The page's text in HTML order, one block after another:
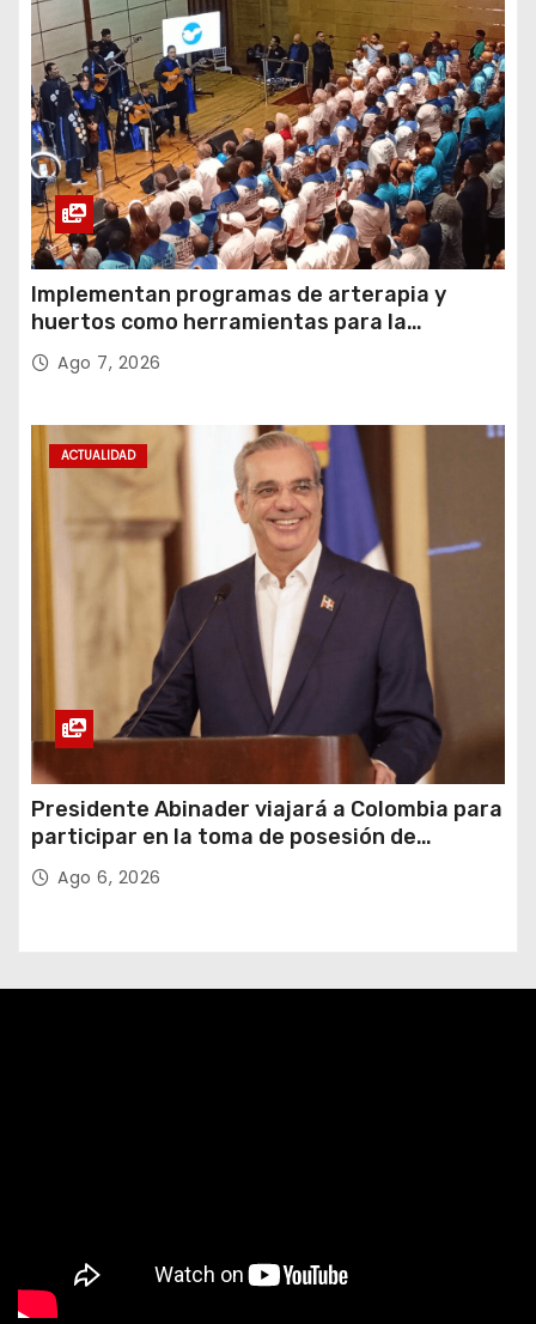
Implementan programas de arterapia y
huertos como herramientas para la
recuperación y la inclusión social
Ago 7, 2026
ACTUALIDAD
Presidente Abinader viajará a Colombia para
participar en la toma de posesión de
Abelardo de la Espriella
Ago 6, 2026